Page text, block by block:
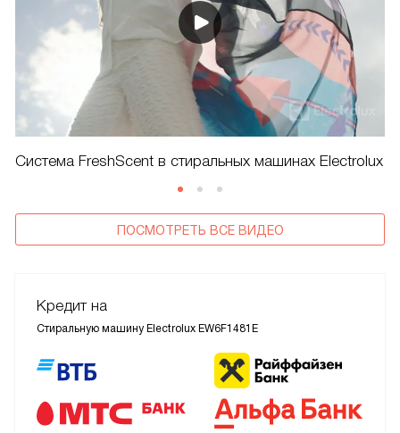
Система FreshScent в стиральных машинах Electrolux
ПОСМОТРЕТЬ ВСЕ ВИДЕО
Кредит на
Стиральную машину Electrolux EW6F1481E